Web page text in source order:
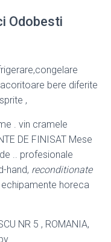
Odobesti
bere diferite
,
. vin cramele
DE FINISAT Mese
.. profesionale
hand, reconditionate
horeca
NR 5 , ROMANIA,